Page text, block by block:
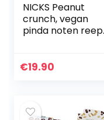
NICKS Peanut
crunch, vegan
pinda noten reep
toegevoegde
€19.90